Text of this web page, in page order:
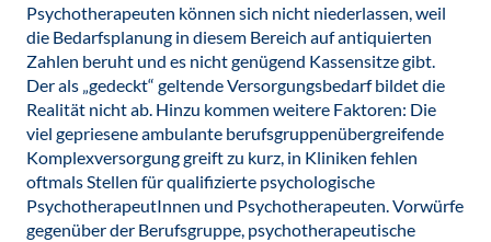
Psychotherapeuten können sich nicht niederlassen, weil
die Bedarfsplanung in diesem Bereich auf antiquierten
Zahlen beruht und es nicht genügend Kassensitze gibt.
Der als „gedeckt“ geltende Versorgungsbedarf bildet die
Realität nicht ab. Hinzu kommen weitere Faktoren: Die
viel gepriesene ambulante berufsgruppenübergreifende
Komplexversorgung greift zu kurz, in Kliniken fehlen
oftmals Stellen für qualifizierte psychologische
PsychotherapeutInnen und Psychotherapeuten. Vorwürfe
gegenüber der Berufsgruppe, psychotherapeutische